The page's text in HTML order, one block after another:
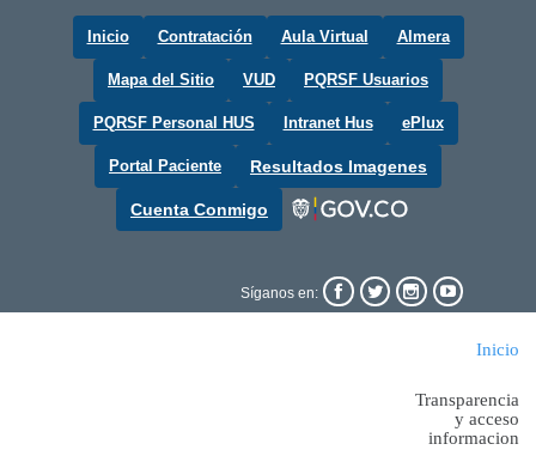
Inicio Contratación Aula Virtual Almera
Mapa del Sitio VUD PQRSF Usuarios
PQRSF Personal HUS Intranet Hus ePlux
Portal Paciente Resultados Imagenes
Cuenta Conmigo
Síganos en:    
Inicio
Transparencia
y acceso
informacion